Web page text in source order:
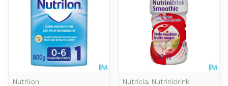
Nutrilon
Nutricia, Nutrinidrink